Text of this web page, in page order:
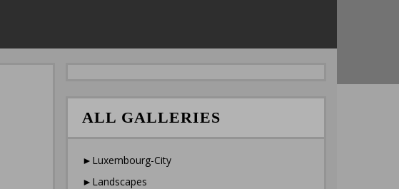
ALL GALLERIES
►Luxembourg-City
►Landscapes